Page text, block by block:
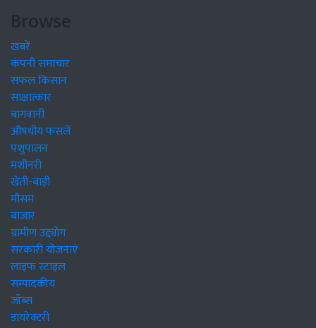
Browse
खबरें
कंपनी समाचार
सफल किसान
साक्षात्कार
बागवानी
औषधीय फसलें
पशुपालन
मशीनरी
खेती-बाड़ी
मौसम
बाजार
ग्रामीण उद्द्योग
सरकारी योजनाएं
लाइफ स्टाइल
सम्पादकीय
जॉब्स
डायरेक्टरी